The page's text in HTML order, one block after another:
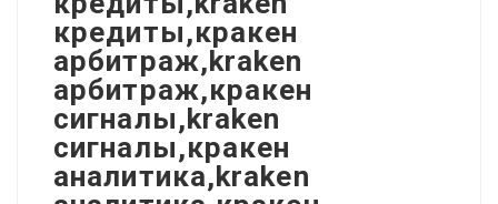
кредиты,кракен
арбитраж,kraken
арбитраж,кракен
сигналы,kraken
сигналы,кракен
аналитика,kraken